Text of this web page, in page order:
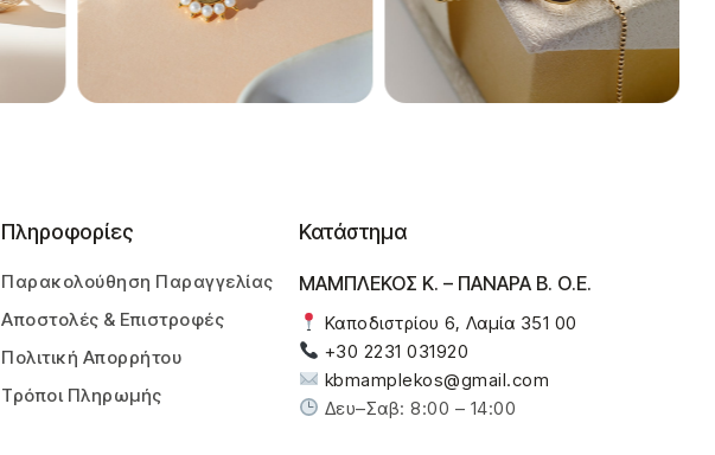
Πληροφορίες
Παρακολούθηση Παραγγελίας
Αποστολές & Επιστροφές
Πολιτική Απορρήτου
Τρόποι Πληρωμής
Κατάστημα
ΜΑΜΠΛΕΚΟΣ Κ. – ΠΑΝΑΡΑ Β. Ο.Ε.
Καποδιστρίου 6, Λαμία 351 00
+30 2231 031920
kbmamplekos@gmail.com
Δευ–Σαβ: 8:00 – 14:00